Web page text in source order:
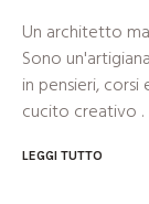
Un architetto
Sono
in pensieri,
cucito creativo .
LEGGI TUTTO